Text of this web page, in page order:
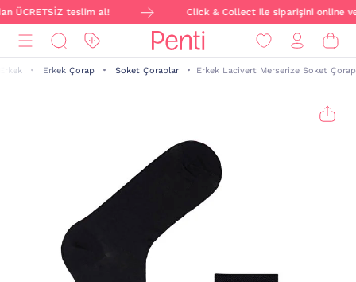
ÜCRETSİZ teslim al! Click & Collect ile siparişini online
Erkek Erkek Çorap Soket Çoraplar Erkek Lacivert Merserize Soket Çorap